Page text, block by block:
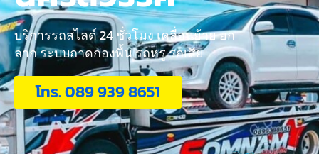
บริการรถสไลด์ 24 ชั่วโมง เคลื่อนย้าย ยก
ลาก ระบบถาดกองพื้น รถหรู รถเสีย
โทร. 089 939 8651